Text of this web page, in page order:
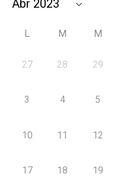
L M M
27 28 29
3 4 5
10 11 12
17 18 19